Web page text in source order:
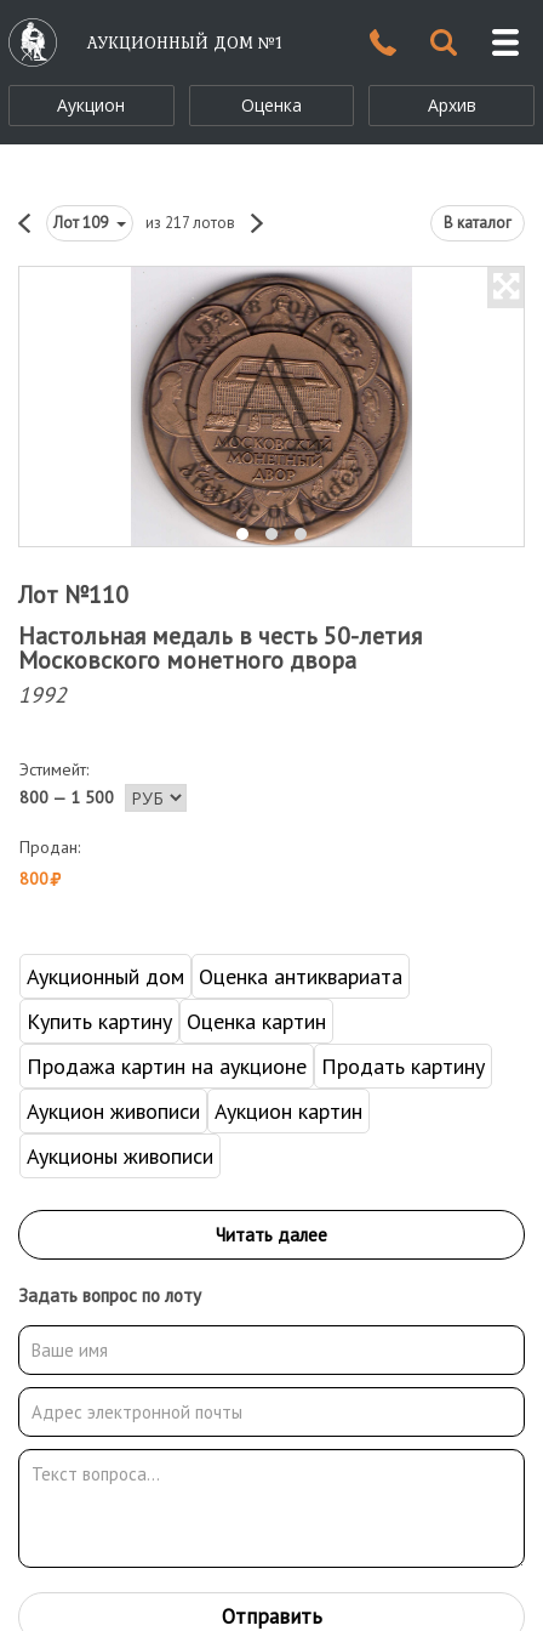
АУКЦИОННЫЙ ДОМ №1
Аукцион Оценка Архив
Лот109 из 217 лотов В каталог
Лот №110
Настольная медаль в честь 50-летия
Московского монетного двора
1992
Эстимейт:
800 — 1 500
Продан:
800
Аукционный дом
Оценка антиквариата
Купить картину Оценка картин
Продажа картин на аукционе
Продать картину
Аукцион живописи Аукцион картин
Аукционы живописи
Задать вопрос по лоту
Отправить